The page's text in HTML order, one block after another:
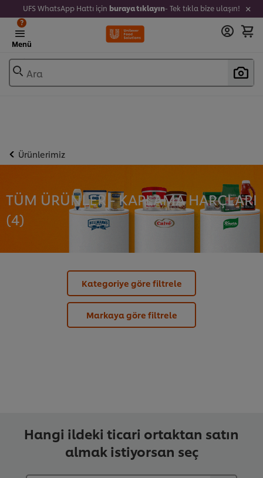
UFS WhatsApp Hattı için buraya tıklayın- Tek tıkla bize ulaşın!
Menü
?
Ara
Ürünlerimiz
TÜM ÜRÜNLER - KAPLAMA HARÇLARI
(4)
Kategoriye göre filtrele
Markaya göre filtrele
Hangi ildeki ticari ortaktan satın
almak istiyorsan seç